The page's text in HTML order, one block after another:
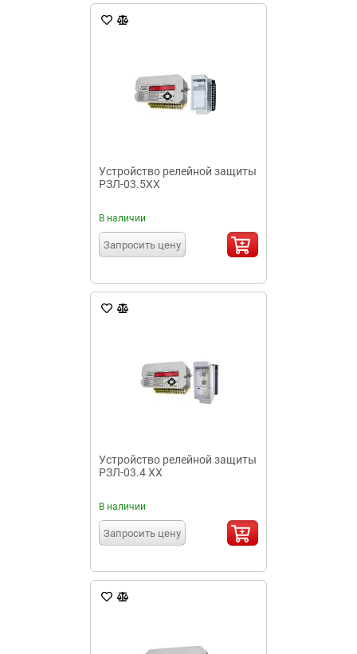
Устройство релейной защиты
РЗЛ-03.5XX
В наличии
Запросить цену
Устройство релейной защиты
РЗЛ-03.4 XX
В наличии
Запросить цену